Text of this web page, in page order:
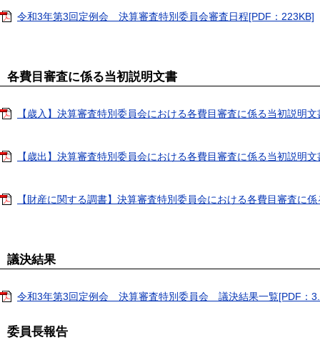
令和3年第3回定例会 決算審査特別委員会審査日程[PDF：223KB]
各費目審査に係る当初説明文書
【歳入】決算審査特別委員会における各費目審査に係る当初説明
【歳出】決算審査特別委員会における各費目審査に係る当初説明
【財産に関する調書】決算審査特別委員会における各費目審査に
議決結果
令和3年第3回定例会 決算審査特別委員会 議決結果一覧[PDF：
委員長報告